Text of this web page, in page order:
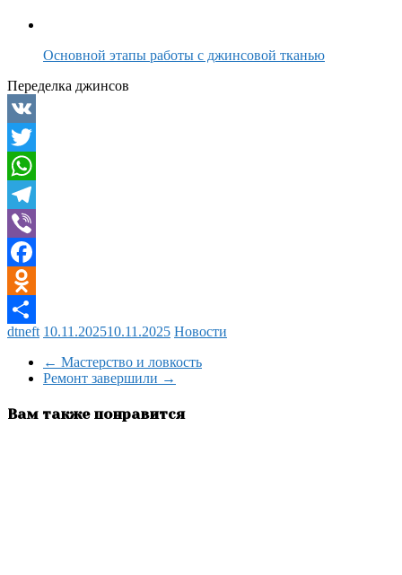
Основной этапы работы с джинсовой тканью
Переделка джинсов
VK
Twitter
WhatsApp
Telegram
Viber
Facebook
Odnoklassniki
Отправить
dtneft 10.11.202510.11.2025 Новости
← Мастерство и ловкость
Ремонт завершили →
Вам также понравится